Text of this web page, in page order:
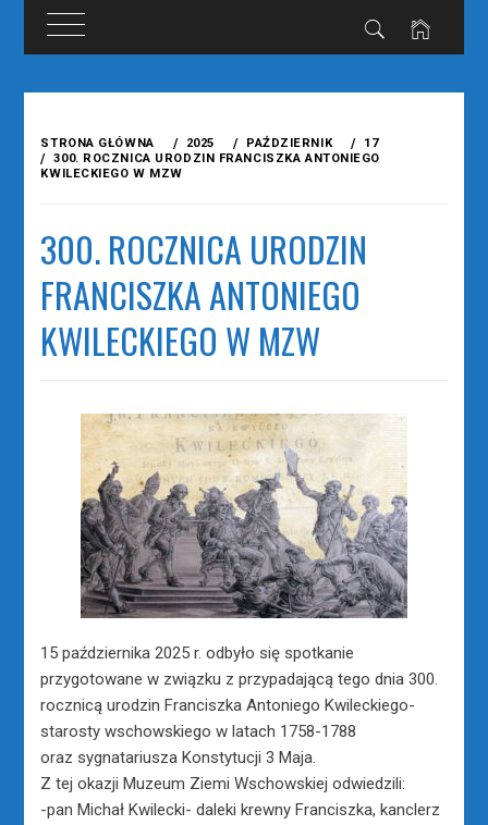
treści
STRONA GŁÓWNA 2025 PAŹDZIERNIK
17
300. ROCZNICA URODZIN FRANCISZKA ANTONIEGO
KWILECKIEGO W MZW
300. ROCZNICA URODZIN
FRANCISZKA ANTONIEGO
KWILECKIEGO W MZW
15 października 2025 r. odbyło się spotkanie
przygotowane w związku z przypadającą tego dnia 300.
rocznicą urodzin Franciszka Antoniego Kwileckiego-
starosty wschowskiego w latach 1758-1788
oraz sygnatariusza Konstytucji 3 Maja.
Z tej okazji Muzeum Ziemi Wschowskiej odwiedzili:
-pan Michał Kwilecki- daleki krewny Franciszka, kanclerz